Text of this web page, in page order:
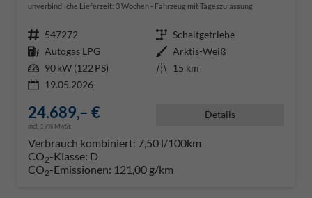
unverbindliche Lieferzeit: 3 Wochen Fahrzeug mit Tageszulassung
Fahrzeugnr. 547272 Getriebe Schaltgetriebe
Kraftstoff Autogas LPG Außenfarbe Arktis-Weiß
Leistung 90 kW (122 PS) Kilometerstand 15 km
19.05.2026
24.689,– €
incl. 19% MwSt.
Details
Verbrauch kombiniert: 7,50 l/100km
CO2-Klasse: D
CO2-Emissionen: 121,00 g/km